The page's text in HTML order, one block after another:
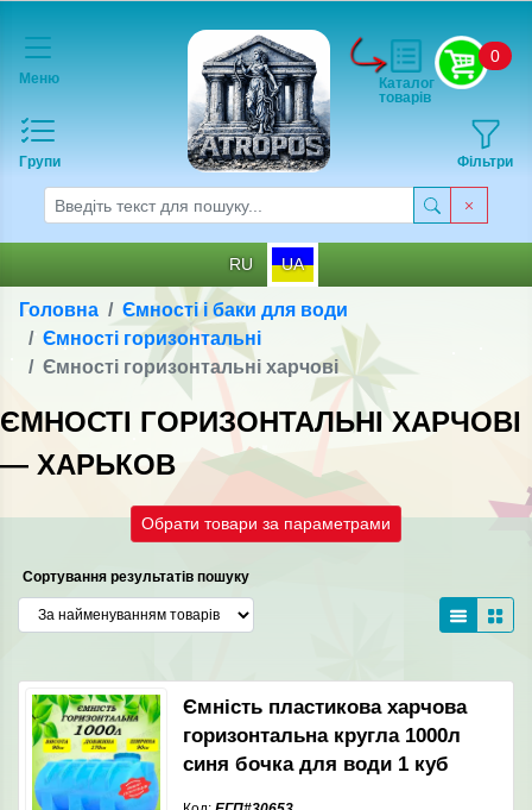
Меню
Групи
0
Фільтри
Каталог
товарів
RU UA
Головна
Ємності і баки для води
Ємності горизонтальні
Ємності горизонтальні харчові
ЄМНОСТІ ГОРИЗОНТАЛЬНІ ХАРЧОВІ
— ХАРЬКОВ
Обрати товари за параметрами
Сортування результатів пошуку
Ємність пластикова харчова
горизонтальна кругла 1000л
синя бочка для води 1 куб